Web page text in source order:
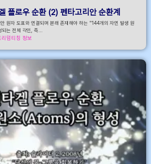
플로우 순환 (2) 펜타고리안 순환계
원자 도표와 연결되며 본래 존재해야 하는 "144개의 자연 발생 원
는 전체 각인, 즉...
리덤티칭 정보